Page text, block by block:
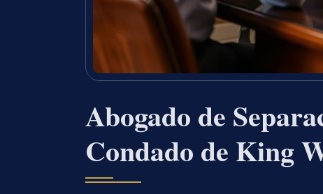
Abogado de
Condado de King